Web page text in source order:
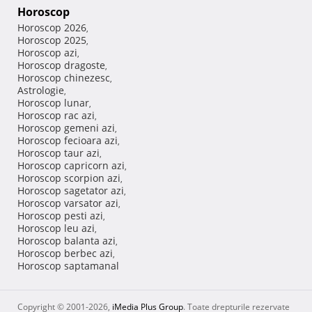
Horoscop
Horoscop 2026,
Horoscop 2025,
Horoscop azi,
Horoscop dragoste,
Horoscop chinezesc,
Astrologie,
Horoscop lunar,
Horoscop rac azi,
Horoscop gemeni azi,
Horoscop fecioara azi,
Horoscop taur azi,
Horoscop capricorn azi,
Horoscop scorpion azi,
Horoscop sagetator azi,
Horoscop varsator azi,
Horoscop pesti azi,
Horoscop leu azi,
Horoscop balanta azi,
Horoscop berbec azi,
Horoscop saptamanal
Copyright © 2001-2026, iMedia Plus Group. Toate drepturile rezervate